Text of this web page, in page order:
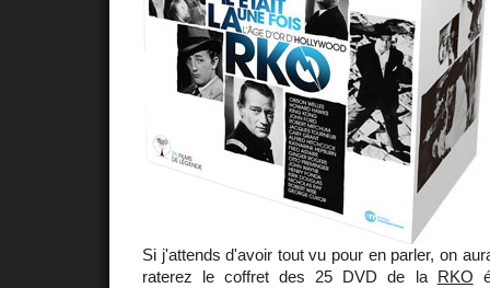
Si j'attends d'avoir tout vu pour en parler, on
raterez le coffret des 25 DVD de la RKO